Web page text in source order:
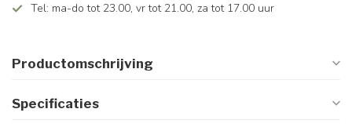
Tel: ma-do tot 23.00, vr tot 21.00, za tot 17.00 uur
Productomschrijving
Specificaties